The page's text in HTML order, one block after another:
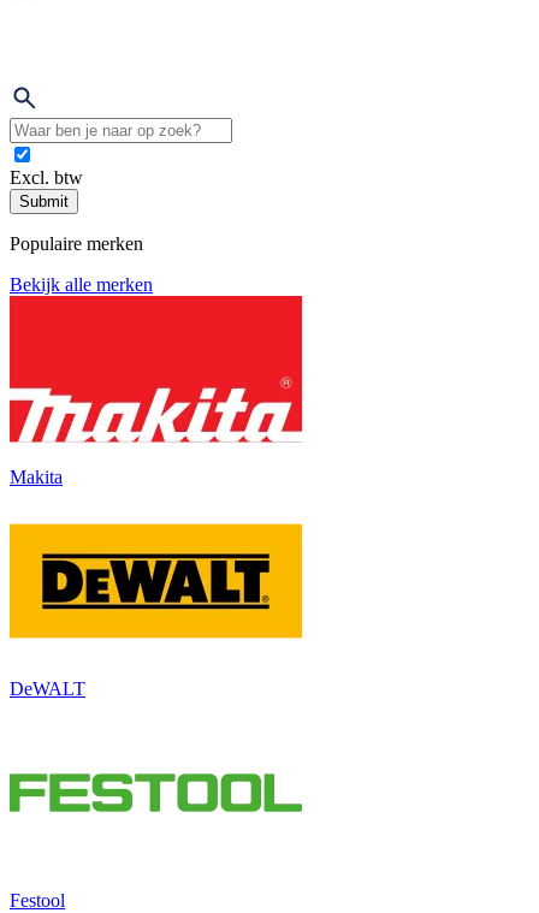
Excl. btw
Submit
Populaire merken
Bekijk alle merken
Makita
DeWALT
Festool